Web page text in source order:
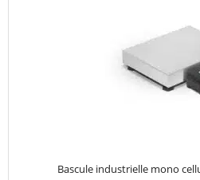
Bascule industrielle mono